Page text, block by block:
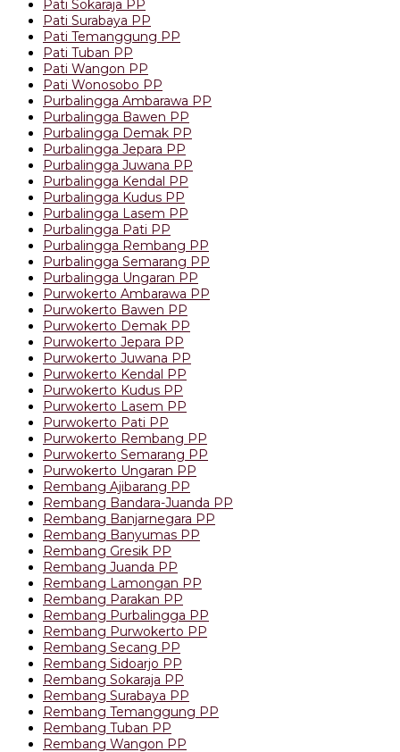
Pati Sokaraja PP
Pati Surabaya PP
Pati Temanggung PP
Pati Tuban PP
Pati Wangon PP
Pati Wonosobo PP
Purbalingga Ambarawa PP
Purbalingga Bawen PP
Purbalingga Demak PP
Purbalingga Jepara PP
Purbalingga Juwana PP
Purbalingga Kendal PP
Purbalingga Kudus PP
Purbalingga Lasem PP
Purbalingga Pati PP
Purbalingga Rembang PP
Purbalingga Semarang PP
Purbalingga Ungaran PP
Purwokerto Ambarawa PP
Purwokerto Bawen PP
Purwokerto Demak PP
Purwokerto Jepara PP
Purwokerto Juwana PP
Purwokerto Kendal PP
Purwokerto Kudus PP
Purwokerto Lasem PP
Purwokerto Pati PP
Purwokerto Rembang PP
Purwokerto Semarang PP
Purwokerto Ungaran PP
Rembang Ajibarang PP
Rembang Bandara-Juanda PP
Rembang Banjarnegara PP
Rembang Banyumas PP
Rembang Gresik PP
Rembang Juanda PP
Rembang Lamongan PP
Rembang Parakan PP
Rembang Purbalingga PP
Rembang Purwokerto PP
Rembang Secang PP
Rembang Sidoarjo PP
Rembang Sokaraja PP
Rembang Surabaya PP
Rembang Temanggung PP
Rembang Tuban PP
Rembang Wangon PP